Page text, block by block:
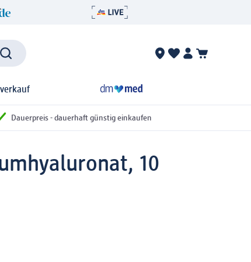
Dauerpreis - dauerhaft günstig einkaufen
10